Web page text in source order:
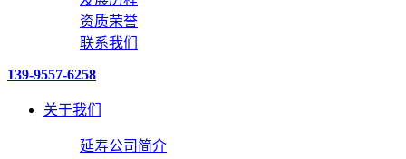
资质荣誉
联系我们
139-9557-6258
关于我们
延寿公司简介